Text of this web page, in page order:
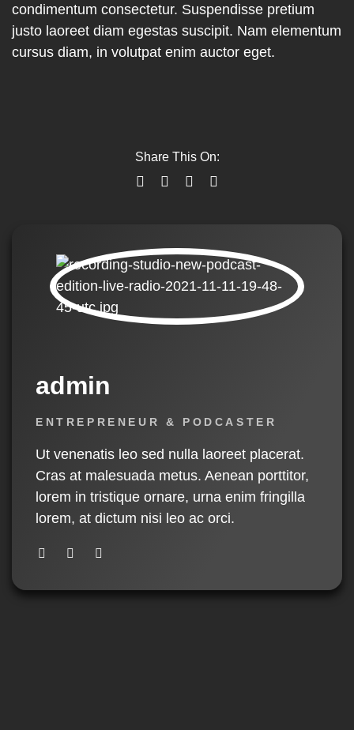
condimentum consectetur. Suspendisse pretium
justo laoreet diam egestas suscipit. Nam elementum
cursus diam, in volutpat enim auctor eget.
Share This On:
admin
ENTREPRENEUR & PODCASTER
Ut venenatis leo sed nulla laoreet placerat.
Cras at malesuada metus. Aenean porttitor,
lorem in tristique ornare, urna enim fringilla
lorem, at dictum nisi leo ac orci.